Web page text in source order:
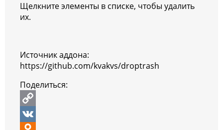
Щелкните элементы в списке, чтобы удалить
их.
Источник аддона:
https://github.com/kvakvs/droptrash
Поделиться:
C